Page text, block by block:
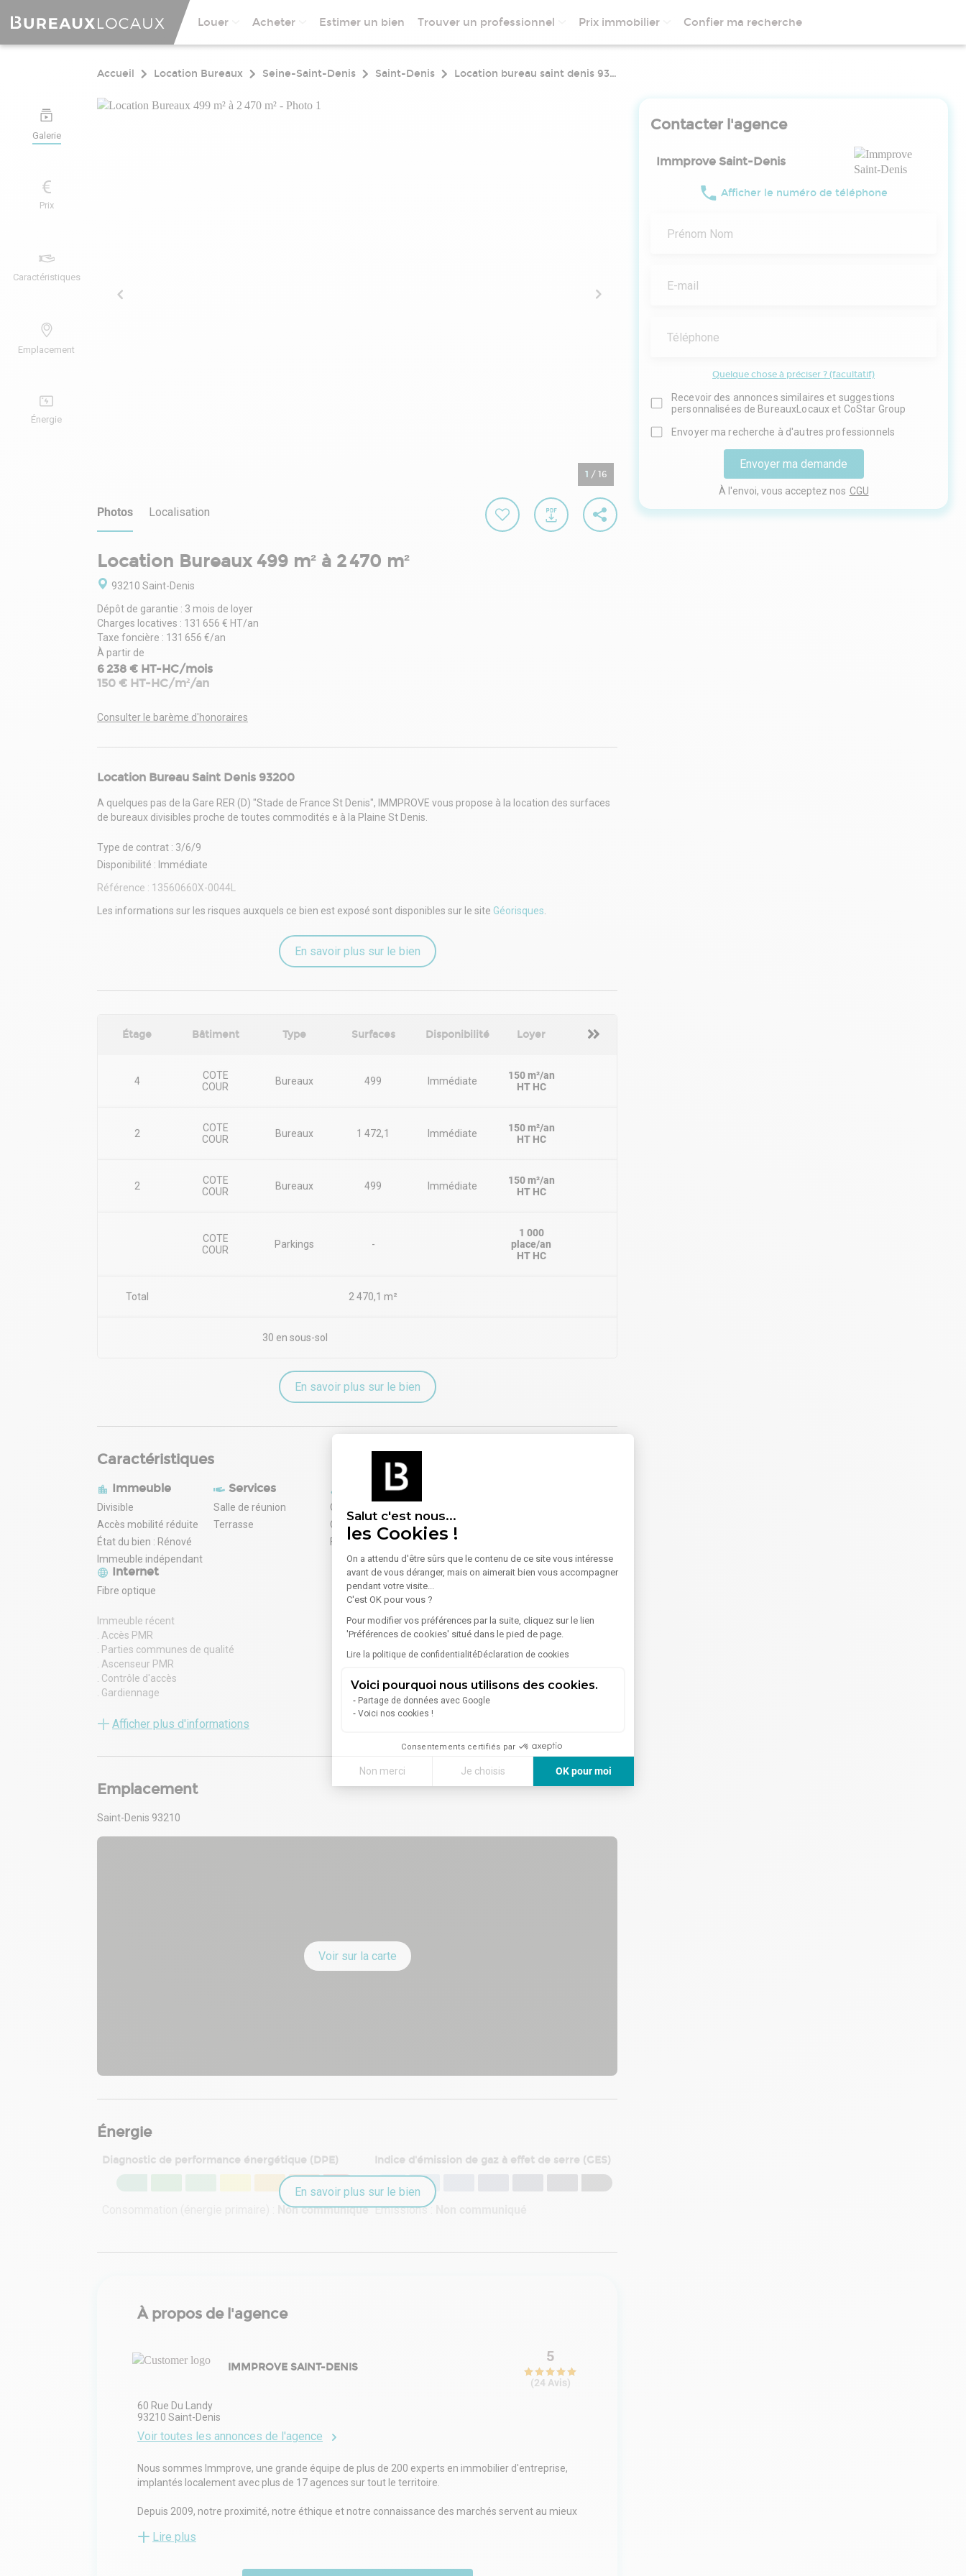
Salut c'est nous...
les Cookies !
On a attendu d'être sûrs que le contenu de ce site vous intéresse
avant de vous déranger, mais on aimerait bien vous accompagner
pendant votre visite...
C'est OK pour vous ?
Pour modifier vos préférences par la suite, cliquez sur le lien
'Préférences de cookies' situé dans le pied de page.
Lire la politique de confidentialitéDéclaration de cookies
Voici pourquoi nous utilisons des cookies.
Partage de données avec Google
Voici nos cookies !
Consentements certifiés par
Non merci Je choisis OK pour moi
Louer Acheter Estimer un bien Trouver un professionnel Prix immobilier Confier ma recherche
Galerie
Prix
Caractéristiques
Emplacement
Énergie
Accueil Location Bureaux Seine-Saint-Denis Saint-Denis Location bureau saint denis 93200
1 / 16
Photos Localisation
Location Bureaux 499 m² à 2 470 m²
93210 Saint-Denis
Dépôt de garantie : 3 mois de loyer
Charges locatives : 131 656 € HT/an
Taxe foncière : 131 656 €/an
À partir de
6 238 € HT-HC/mois
150 € HT-HC/m²/an
Consulter le barème d'honoraires
Location Bureau Saint Denis 93200
A quelques pas de la Gare RER (D) "Stade de France St Denis", IMMPROVE vous propose à la location des surfaces
de bureaux divisibles proche de toutes commodités e à la Plaine St Denis.
Type de contrat : 3/6/9
Disponibilité : Immédiate
Référence : 13560660X-0044L
Les informations sur les risques auxquels ce bien est exposé sont disponibles sur le site Géorisques.
En savoir plus sur le bien
Étage Bâtiment Type Surfaces Disponibilité Loyer
4
COTE
COUR
Bureaux 499 Immédiate
150 m²/an
HT HC
2
COTE
COUR
Bureaux 1 472,1 Immédiate
150 m²/an
HT HC
2
COTE
COUR
Bureaux 499 Immédiate
150 m²/an
HT HC
COTE
COUR
Parkings -
1 000
place/an
HT HC
Total 2 470,1 m²
30 en sous-sol
En savoir plus sur le bien
Caractéristiques
Immeuble
Divisible
Accès mobilité réduite
État du bien : Rénové
Immeuble indépendant
Services
Salle de réunion
Terrasse
Equipements
Climatisation
Cloisons amovibles
Faux plafond
Internet
Fibre optique
Immeuble récent
. Accès PMR
. Parties communes de qualité
. Ascenseur PMR
. Contrôle d'accès
. Gardiennage
. Site sécurisé 24h/24h
. Espace ouvert
. Salle de réunion
. Espace détente
Afficher plus d'informations
Emplacement
Saint-Denis 93210
Voir sur la carte
Énergie
Diagnostic de performance énergétique (DPE)
Non communiqué
Indice d'émission de gaz à effet de serre (GES)
Émissions :
En savoir plus sur le bien
À propos de l'agence
IMMPROVE SAINT-DENIS
5
(24 Avis)
60 Rue Du Landy
93210 Saint-Denis
Voir toutes les annonces de l'agence
Nous sommes Immprove, une grande équipe de plus de 200 experts en immobilier d'entreprise,
implantés localement avec plus de 17 agences sur tout le territoire.
Depuis 2009, notre proximité, notre éthique et notre connaissance des marchés servent au mieux
ou utilisateurs. Notre expertise couvre une gamme complète de services : transaction,
Lire plus
Contacter l'agence
Immprove Saint-Denis
Afficher le numéro de téléphone
Prénom Nom
E-mail
Téléphone
Quelque chose à préciser ? (facultatif)
Recevoir des annonces similaires et suggestions
personnalisées de BureauxLocaux et CoStar Group
Envoyer ma recherche à d'autres professionnels
Envoyer ma demande
À l'envoi, vous acceptez nos CGU